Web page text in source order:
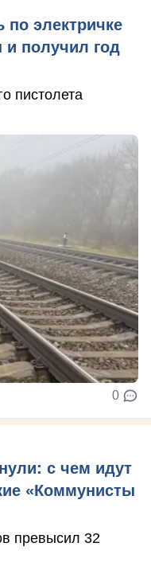
по электричке
получил год
пистолета
0
с чем идут
«Коммунисты
превысил 32